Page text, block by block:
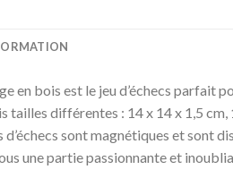
en bois est le jeu d’échecs parfait
tailles différentes : 14 x 14 x 1,5
sont magnétiques et sont
une partie passionnante et